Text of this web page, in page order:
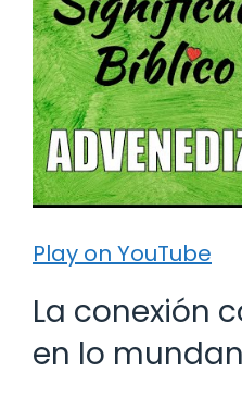
Play on YouTube
La conexión
en lo